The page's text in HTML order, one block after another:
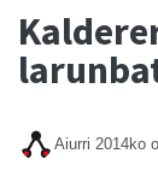
Aiurri 2014ko